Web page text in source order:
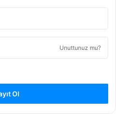
Unuttunuz mu?
Ol